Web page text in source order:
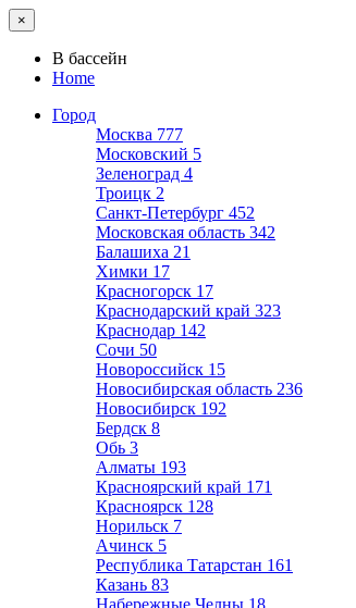
×
В бассейн
Home
Город
Москва 777
Московский 5
Зеленоград 4
Троицк 2
Санкт-Петербург 452
Московская область 342
Балашиха 21
Химки 17
Красногорск 17
Краснодарский край 323
Краснодар 142
Сочи 50
Новороссийск 15
Новосибирская область 236
Новосибирск 192
Бердск 8
Обь 3
Алматы 193
Красноярский край 171
Красноярск 128
Норильск 7
Ачинск 5
Республика Татарстан 161
Казань 83
Набережные Челны 18